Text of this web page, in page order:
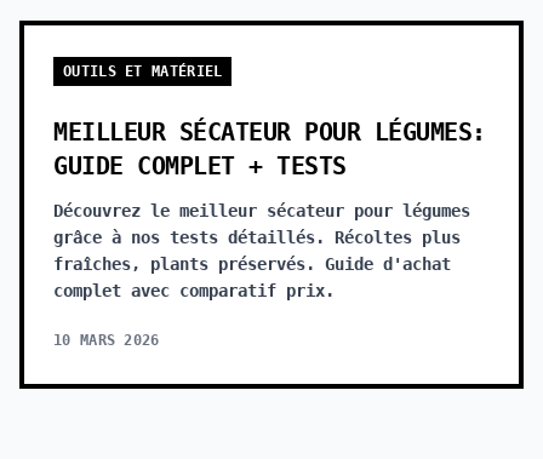
OUTILS ET MATÉRIEL
MEILLEUR SÉCATEUR POUR LÉGUMES:
GUIDE COMPLET + TESTS
Découvrez le meilleur sécateur pour légumes
grâce à nos tests détaillés. Récoltes plus
fraîches, plants préservés. Guide d'achat
complet avec comparatif prix.
10 MARS 2026